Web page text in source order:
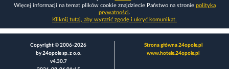
Więcej informacji na temat plików cookie znajdziecie Państwo na stronie polityka
prywatności.
Kliknij tutaj, aby wyrazić zgodę i ukryć komunikat.
Copyright © 2006-2026
by 24opole sp. z o.o.
v4.30.7
Strona główna 24opole.pl
www.hotele.24opole.pl